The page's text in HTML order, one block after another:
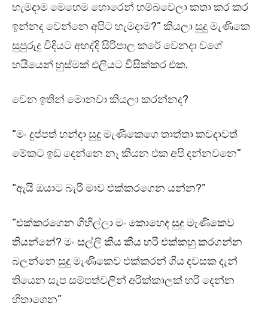
හැමදාම මෙහෙම හොරෙන් හම්බවෙලා කතා කර කර
ඉන්නද වෙන්නෙ අපිට හැමදාම?” කියලා සුදු මැණිකෙ
සුපුරුදු විදියට අහද්දි සිරිපාල කරේ වෙනදා වගේ
හයියෙන් හුස්මක් එලියට විසික්කර එක.
වෙන ඉතින් මොනවා කියලා කරන්නද?
“මං දුප්පත් හන්දා සුදු මැණිකෙගෙ තාත්තා කවදාවත්
මේකට ඉඩ දෙන්නෙ නෑ කියන එක අපි දන්නවනෙ”
“ඇයි ඔයාට බැරි මාව එක්කරගෙන යන්න?”
“එක්කරගෙන ගිහිල්ලා මං කොහෙද සුදු මැණිකෙව
තියන්නේ? මං සල්ලි කීය කීය හරි එක්කහු කරගන්න
බලන්නෙ සුදු මැණිකෙව එක්කරන් ගිය දවසක දැන්
තියෙන සැප සම්පත්වලින් අරික්කාලක් හරි දෙන්න
හිතාගෙන”